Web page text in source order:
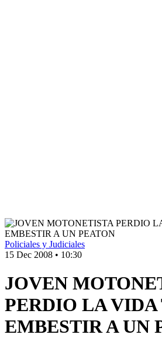
Policiales y Judiciales
15 Dec 2008 • 10:30
JOVEN
PERDIO LA VIDA
EMBESTIR A UN